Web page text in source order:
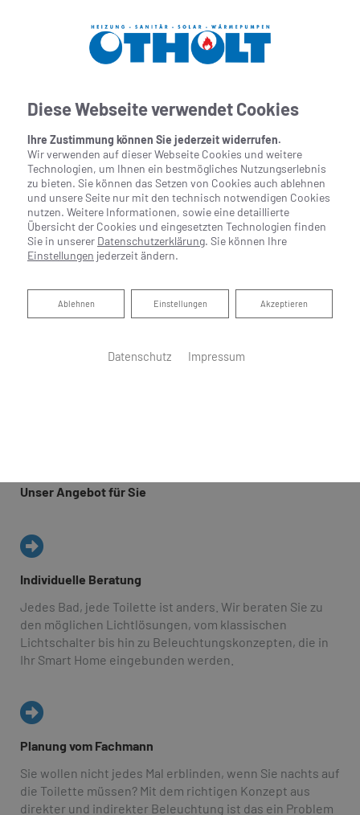
Lichtkonzepte für Bad und WC
Unser Angebot für Sie
Individuelle Beratung
Jedes Bad, jede Toilette ist anders. Wir beraten Sie zu
den möglichen Lichtlösungen, vom klassischen
Lichtschalter bis hin zu Beleuchtungskonzepten, die in
Ihr Smart Home eingebunden werden.
Planung vom Fachmann
Sie wollen nicht jedes Mal erblinden, wenn Sie nachts auf
die Toilette müssen? Mit dem richtigen Konzept aus
direkter und indirekter Beleuchtung ist das ein Problem
Diese Webseite verwendet Cookies
Ihre Zustimmung können Sie jederzeit widerrufen.
Wir verwenden auf dieser Webseite Cookies und weitere
Technologien, um Ihnen ein bestmögliches Nutzungserlebnis
zu bieten. Sie können das Setzen von Cookies auch ablehnen
und unsere Seite nur mit den technisch notwendigen Cookies
nutzen. Weitere Informationen, sowie eine detaillierte
Übersicht der Cookies und eingesetzten Technologien finden
Sie in unserer Datenschutzerklärung. Sie können Ihre
Einstellungen jederzeit ändern.
Akzeptieren
Einstellungen
Ablehnen
Ablehnen
Datenschutz Impressum